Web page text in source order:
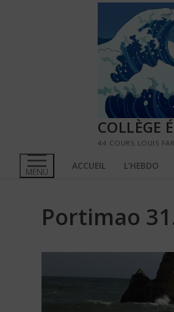
COLLÈGE
44 COURS LOUIS
MENU ACCUEIL L’HEBDO
Portimao